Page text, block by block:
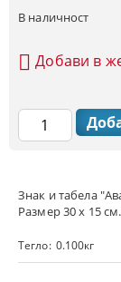
Знак и табела
Размер 30 х 15
Тегло: 0.100кг
В наличност
Добави в